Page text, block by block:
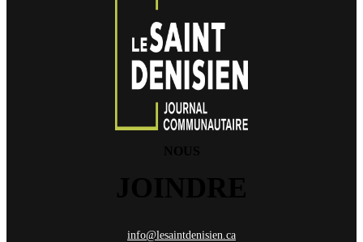
info@lesaintdenisien.ca